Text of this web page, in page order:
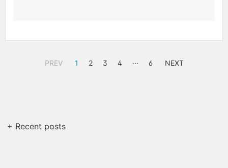
PREV 1 2 3 4 ··· 6 NEXT
+ Recent posts